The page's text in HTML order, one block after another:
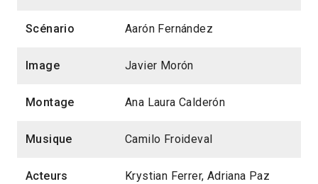
Scénario Aarón Fernández
Image Javier Morón
Montage Ana Laura Calderón
Musique Camilo Froideval
Acteurs Krystian Ferrer, Adriana Paz